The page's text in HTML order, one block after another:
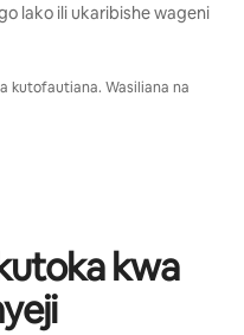
lako ili ukaribishe wageni
kutofautiana. Wasiliana na
kwa